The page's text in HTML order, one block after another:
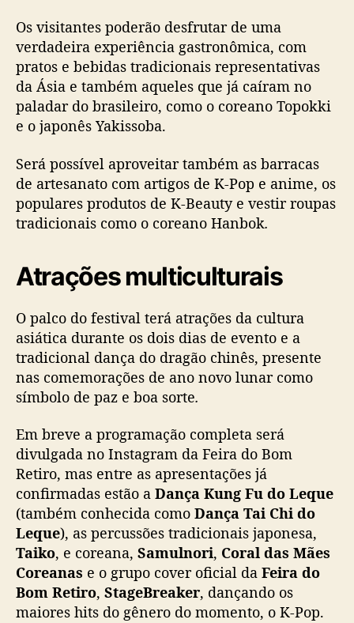
Os visitantes poderão desfrutar de uma
verdadeira experiência gastronômica, com
pratos e bebidas tradicionais representativas
da Ásia e também aqueles que já caíram no
paladar do brasileiro, como o coreano Topokki
e o japonês Yakissoba.
Será possível aproveitar também as barracas
de artesanato com artigos de K-Pop e anime, os
populares produtos de K-Beauty e vestir roupas
tradicionais como o coreano Hanbok.
Atrações multiculturais
O palco do festival terá atrações da cultura
asiática durante os dois dias de evento e a
tradicional dança do dragão chinês, presente
nas comemorações de ano novo lunar como
símbolo de paz e boa sorte.
Em breve a programação completa será
divulgada no Instagram da Feira do Bom
Retiro, mas entre as apresentações já
confirmadas estão a Dança Kung Fu do Leque
(também conhecida como Dança Tai Chi do
Leque), as percussões tradicionais japonesa,
Taiko, e coreana, Samulnori, Coral das Mães
Coreanas e o grupo cover oficial da Feira do
Bom Retiro, StageBreaker, dançando os
maiores hits do gênero do momento, o K-Pop.